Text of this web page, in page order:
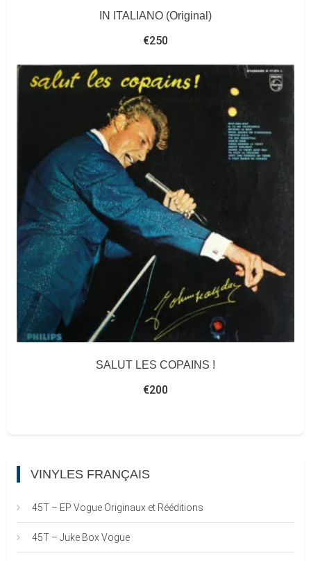
IN ITALIANO (Original)
€250
SALUT LES COPAINS !
€200
VINYLES FRANÇAIS
45T – EP Vogue Originaux et Rééditions
45T – Juke Box Vogue